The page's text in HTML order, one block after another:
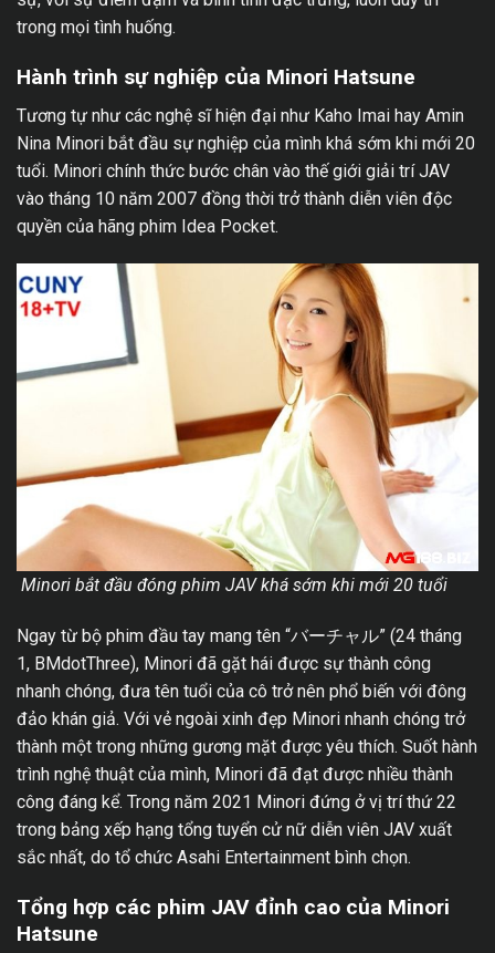
trong mọi tình huống.
Hành trình sự nghiệp của Minori Hatsune
Tương tự như các nghệ sĩ hiện đại như Kaho Imai hay Amin
Nina Minori bắt đầu sự nghiệp của mình khá sớm khi mới 20
tuổi. Minori chính thức bước chân vào thế giới giải trí JAV
vào tháng 10 năm 2007 đồng thời trở thành diễn viên độc
quyền của hãng phim Idea Pocket.
Minori bắt đầu đóng phim JAV khá sớm khi mới 20 tuổi
Ngay từ bộ phim đầu tay mang tên “バーチャル” (24 tháng
1, BMdotThree), Minori đã gặt hái được sự thành công
nhanh chóng, đưa tên tuổi của cô trở nên phổ biến với đông
đảo khán giả. Với vẻ ngoài xinh đẹp Minori nhanh chóng trở
thành một trong những gương mặt được yêu thích. Suốt hành
trình nghệ thuật của mình, Minori đã đạt được nhiều thành
công đáng kể. Trong năm 2021 Minori đứng ở vị trí thứ 22
trong bảng xếp hạng tổng tuyển cử nữ diễn viên JAV xuất
sắc nhất, do tổ chức Asahi Entertainment bình chọn.
Tổng hợp các phim JAV đỉnh cao của Minori
Hatsune